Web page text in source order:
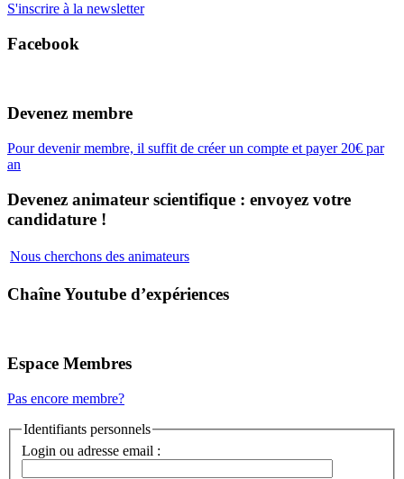
S'inscrire à la newsletter
Facebook
Devenez membre
Pour devenir membre, il suffit de créer un compte et payer 20€ par
an
Devenez animateur scientifique : envoyez votre
candidature !
Nous cherchons des animateurs
Chaîne Youtube d’expériences
Espace Membres
Pas encore membre?
Identifiants personnels
Login ou adresse email :